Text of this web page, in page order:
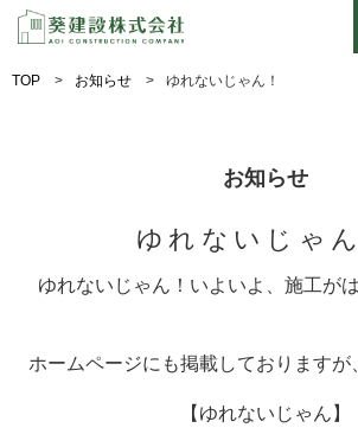
TOP > お知らせ > ゆれないじゃん！
お知らせ
ゆれないじゃん
ゆれないじゃん！いよいよ、施工が
ホームページにも掲載しておりますが
【ゆれないじゃん】